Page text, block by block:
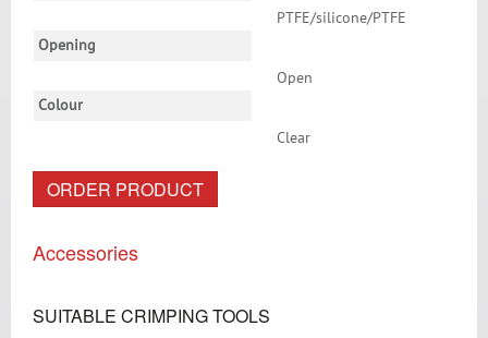
PTFE/silicone/PTFE
Opening
Open
Colour
Clear
ORDER PRODUCT
Accessories
SUITABLE CRIMPING TOOLS